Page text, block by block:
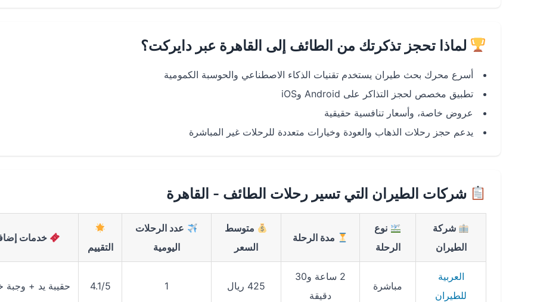
لماذا تحجز تذكرتك من الطائف إلى القاهرة عبر دايركت؟
أسرع محرك بحث طيران يستخدم تقنيات الذكاء الاصطناعي والحوسبة الكمومية
تطبيق مخصص لحجز التذاكر على Android وiOS
عروض خاصة، وأسعار تنافسية حقيقية
يدعم حجز رحلات الذهاب والعودة وخيارات متعددة للرحلات غير المباشرة
شركات الطيران التي تسير رحلات الطائف - القاهرة
شركة
الطيران
نوع
الرحلة
مدة الرحلة
متوسط
السعر
عدد الرحلات
اليومية
التقييم
خدمات
العربية
للطيران
مباشرة
2 ساعة و30
دقيقة
425 ريال 1
4.1/5 حقيبة يد + وجبة